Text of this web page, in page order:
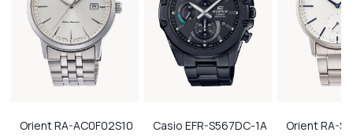
OrientRA-AC0F02S10 Casio EFR-S567DC-1A OrientRA-